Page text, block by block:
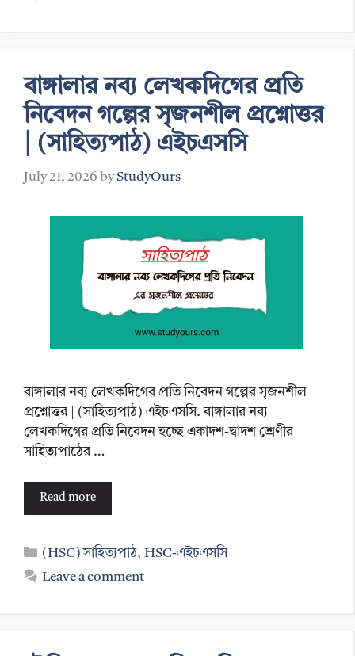
বাঙ্গালার নব্য লেখকদিগের প্রতি
নিবেদন গল্পের সৃজনশীল প্রশ্নোত্তর
| (সাহিত্যপাঠ) এইচএসসি
July 21, 2026 byStudyOurs
বাঙ্গালার নব্য লেখকদিগের প্রতি নিবেদন গল্পের সৃজনশীল
প্রশ্নোত্তর | (সাহিত্যপাঠ) এইচএসসি. বাঙ্গালার নব্য
লেখকদিগের প্রতি নিবেদন হচ্ছে একাদশ-দ্বাদশ শ্রেণীর
সাহিত্যপাঠের …
Read more
Categories
(HSC) সাহিত্যপাঠ,HSC-এইচএসসি
Leave a comment